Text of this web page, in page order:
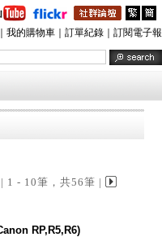
我的購物車 訂單紀錄 訂閱電子報
| 1 - 10筆，共56筆 |
RP,R5,R6)